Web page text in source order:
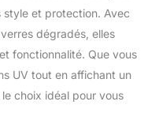
et protection. Avec
dégradés, elles
fonctionnalité. Que vous
UV tout en affichant un
choix idéal pour vous